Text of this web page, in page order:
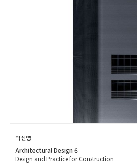
박신영
Architectural Design 6
Design and Practice for Construction